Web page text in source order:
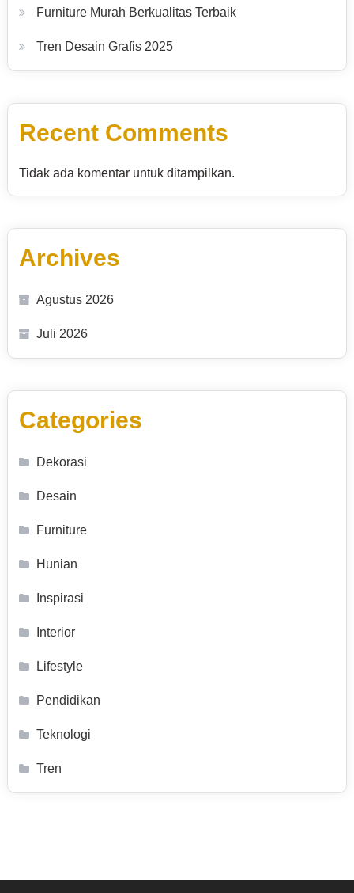
Furniture Murah Berkualitas Terbaik
Tren Desain Grafis 2025
Recent Comments
Tidak ada komentar untuk ditampilkan.
Archives
Agustus 2026
Juli 2026
Categories
Dekorasi
Desain
Furniture
Hunian
Inspirasi
Interior
Lifestyle
Pendidikan
Teknologi
Tren